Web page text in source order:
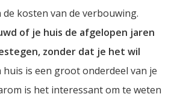
kosten van de verbouwing.
of je huis de afgelopen jaren
zonder dat je het wil
huis is een groot onderdeel van je
is het interessant om te weten